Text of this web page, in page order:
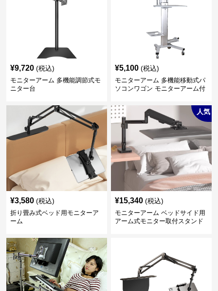
¥9,720 (税込)
モニターアーム 多機能調節式モ
ニター台
¥5,100 (税込)
モニターアーム 多機能移動式パ
ソコンワゴン モニターアーム付
¥3,580 (税込)
折り畳み式ベッド用モニターア
ーム
人気
¥15,340 (税込)
モニターアーム ベッドサイド用
アーム式モニター取付スタンド